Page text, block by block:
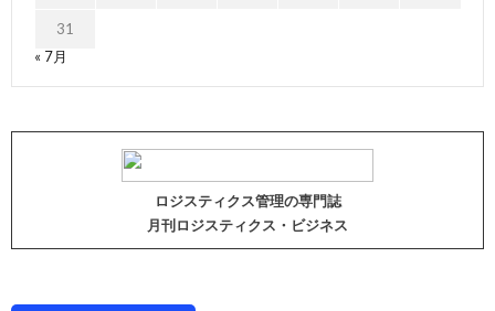
31
« 7月
ロジスティクス管理の専門誌
月刊ロジスティクス・ビジネス